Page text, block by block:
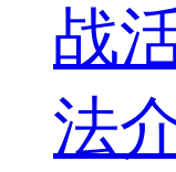
战
法